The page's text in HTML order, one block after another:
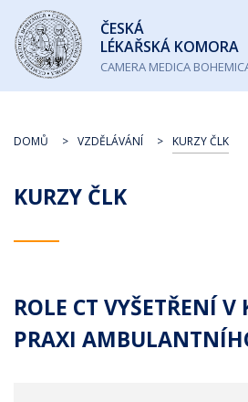
Česká
lékařská
komora
ČESKÁ
LÉKAŘSKÁ KOMORA
CAMERA MEDICA
KURZY ČLK
DOMŮ VZDĚLÁVÁNÍ KURZY ČLK
ROLE CT VYŠETŘENÍ
PRAXI